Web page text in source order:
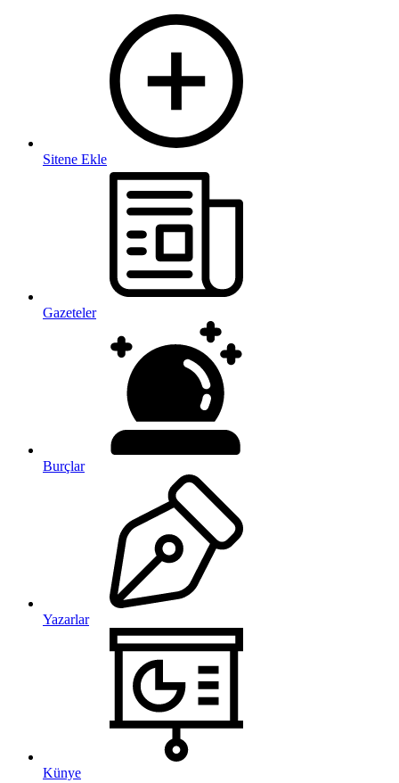
Sitene Ekle
Gazeteler
Burçlar
Yazarlar
Künye